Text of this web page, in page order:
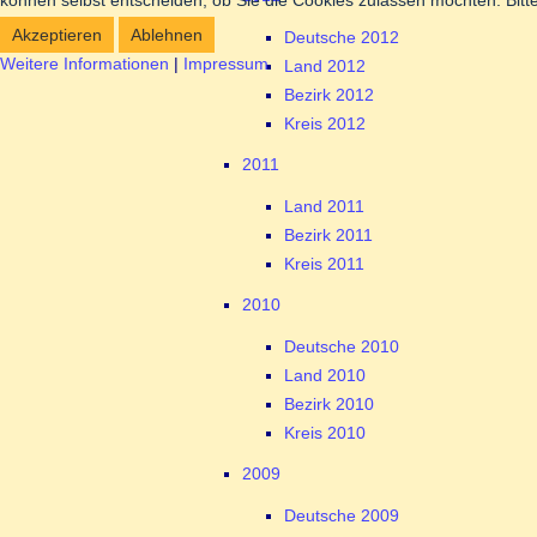
Deutsche 2012
Land 2012
Bezirk 2012
Kreis 2012
2011
Land 2011
Bezirk 2011
Kreis 2011
2010
Deutsche 2010
Land 2010
Bezirk 2010
Kreis 2010
2009
Deutsche 2009
Akzeptieren
Ablehnen
Weitere Informationen | Impressum